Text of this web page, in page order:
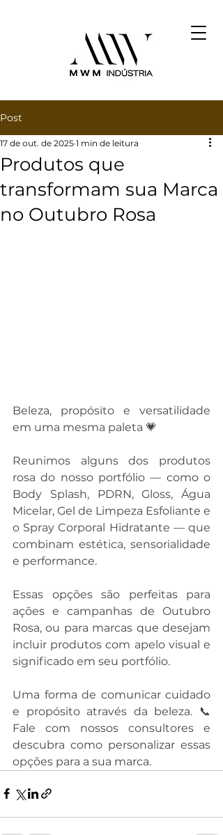
Post
Produtos que
transformam sua Marca
no Outubro Rosa
17 de out. de 2025 1 min de leitura
Beleza, propósito e versatilidade
em uma mesma paleta 💗
Reunimos alguns dos produtos
rosa do nosso portfólio — como o
Body Splash, PDRN, Gloss, Água
Micelar, Gel de Limpeza Esfoliante e
o Spray Corporal Hidratante — que
combinam estética, sensorialidade
e performance.
Essas opções são perfeitas para
ações e campanhas de Outubro
Rosa, ou para marcas que desejam
incluir produtos com apelo visual e
significado em seu portfólio.
Uma forma de comunicar cuidado
e propósito através da beleza. 📞
Fale com nossos consultores e
descubra como personalizar essas
opções para a sua marca.